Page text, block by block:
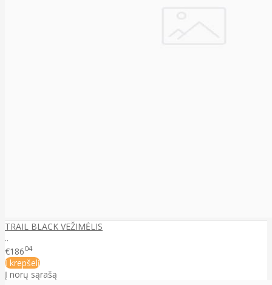
TRAIL BLACK VEŽIMĖLIS
..
€18604
Į krepšelį
Į norų sąrašą